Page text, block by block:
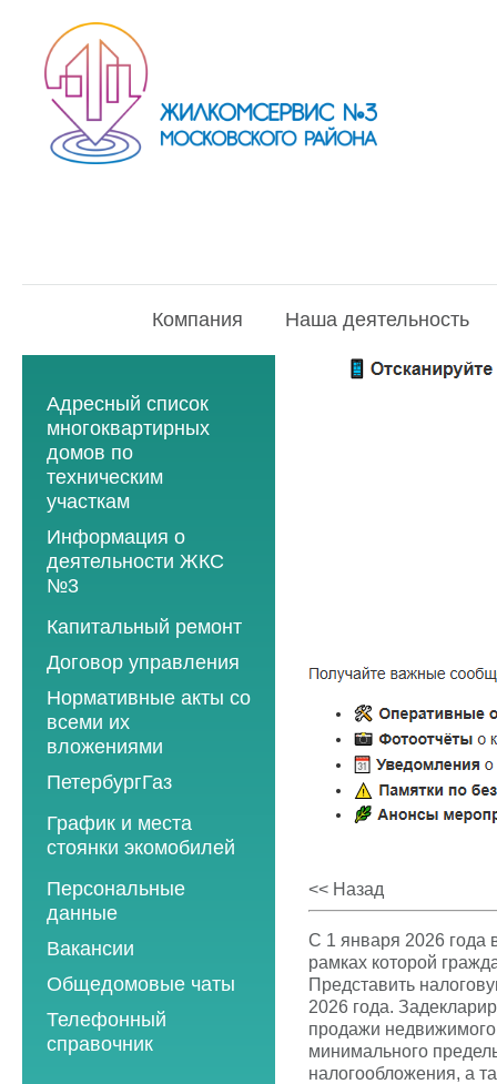
Компания Наша деятельность
Адресный список
многоквартирных
домов по
техническим
участкам
Информация о
деятельности ЖКС
№3
Программы
2013 год
2014 год
2015 год
2016 год
2017 год
2018 год
2021 год
2022 год
Капитальный ремонт
Договор управления
Нормативные акты со
всеми их
вложениями
ПетербургГаз
2018 год
2019 год
2020 год
2021 год
2022 год
2023 год
2024 год
График и места
стоянки экомобилей
2019 год
2020 год
2021 год
2022 год
2023 год
2024 год
Персональные
данные
Вакансии
Общедомовые чаты
Телефонный
справочник
<< Назад
С 1 января 2026 года
рамках которой
Представить
2026 года.
продажи
минимального
налогообложения, а